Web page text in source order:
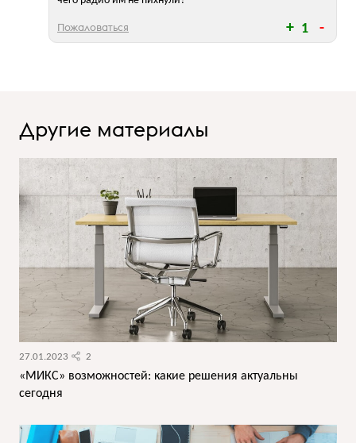
1
Пожаловаться
Другие материалы
27.01.2023 2
«МИКС» возможностей: какие решения актуальны
сегодня